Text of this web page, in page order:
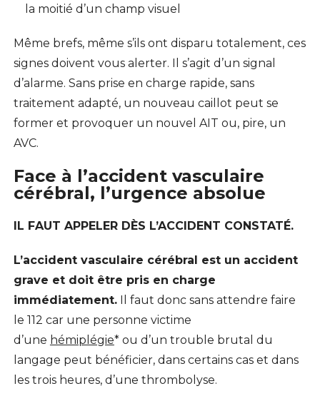
la moitié d’un champ visuel
Même brefs, même s’ils ont disparu totalement, ces
signes doivent vous alerter. Il s’agit d’un signal
d’alarme. Sans prise en charge rapide, sans
traitement adapté, un nouveau caillot peut se
former et provoquer un nouvel AIT ou, pire, un
AVC.
Face à l’accident vasculaire
cérébral, l’urgence absolue
IL FAUT APPELER DÈS L’ACCIDENT CONSTATÉ.
L’accident vasculaire cérébral est un accident
grave et doit être pris en charge
immédiatement.Il faut donc sans attendre faire
le 112 car une personne victime
d’une hémiplégie* ou d’un trouble brutal du
langage peut bénéficier, dans certains cas et dans
les trois heures, d’une thrombolyse.